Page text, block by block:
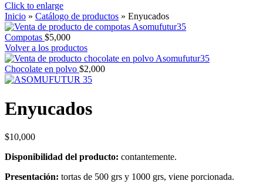
Click to enlarge
Inicio » Catálogo de productos » Enyucados
Compotas $5,000
Volver a los productos
Chocolate en polvo $2,000
Enyucados
$10,000
Disponibilidad del producto: contantemente.
Presentación: tortas de 500 grs y 1000 grs, viene porcionada.